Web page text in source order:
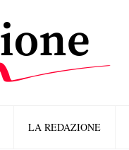
LA REDAZIONE